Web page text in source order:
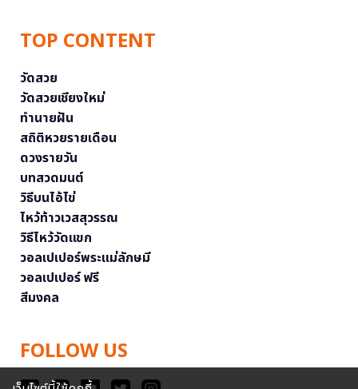
TOP CONTENT
วัดสวย
วัดสวยเชียงใหม่
ทำนายฝัน
สถิติหวยรายเดือน
ดวงรายวัน
บทสวดมนต์
วิธีบนไอ้ไข่
ไหว้ท้าวเวสสุวรรณ
วิธีไหว้วัดแขก
วอลเปเปอร์พระแม่ลักษมี
วอลเปเปอร์ ฟรี
สีมงคล
FOLLOW US